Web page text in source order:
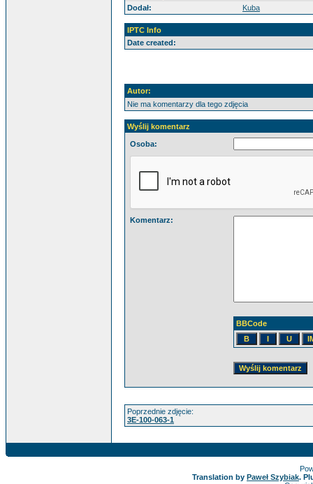
Dodał:
Kuba
IPTC Info
Date created:
Autor:
Nie ma komentarzy dla tego zdjęcia
Wyślij komentarz
Osoba:
Komentarz:
BBCode
Poprzednie zdjęcie:
3E-100-063-1
Translation by Paweł Szybiak.